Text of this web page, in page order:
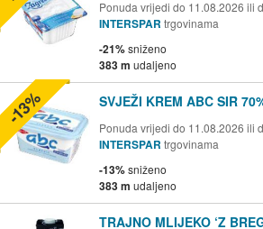
Ponuda vrijedi do 11.08.2026 ili
INTERSPAR trgovinama
-21%sniženo
383 m udaljeno
SVJEŽI KREM ABC SIR
Ponuda vrijedi do 11.08.2026 ili
INTERSPAR trgovinama
-13%sniženo
383 m udaljeno
-13%
TRAJNO MLIJEKO ‘Z